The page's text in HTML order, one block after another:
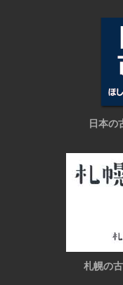
日本の
札幌の